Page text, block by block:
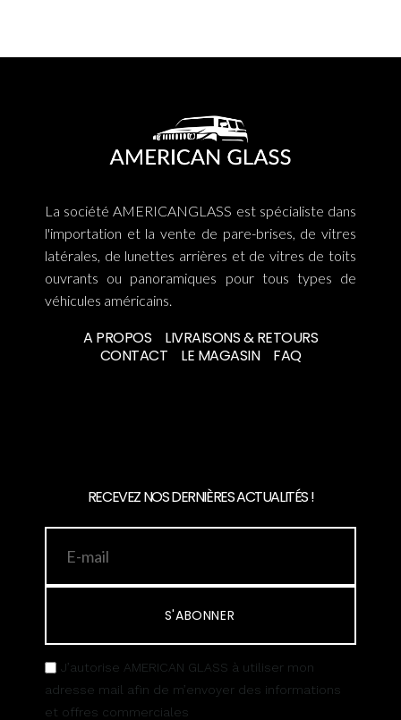
La société AMERICANGLASS est spécialiste dans
l'importation et la vente de pare-brises, de vitres
latérales, de lunettes arrières et de vitres de toits
ouvrants ou panoramiques pour tous types de
véhicules américains.
A PROPOS
LIVRAISONS & RETOURS
CONTACT
LE MAGASIN FAQ
RECEVEZ NOS DERNIÈRES ACTUALITÉS !
S'ABONNER
J’autorise AMERICAN GLASS à utiliser mon
adresse mail afin de m’envoyer des informations
et offres commerciales